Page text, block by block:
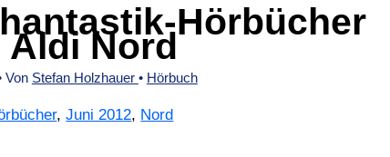
Hörbücher
Aldi Nord
Von Stefan Holzhauer • Hörbuch
,Juni 2012, Nord